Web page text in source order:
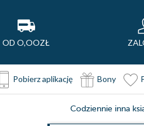
OD O,OOZŁ
Pobierz aplikację Bony
Codziennie inna